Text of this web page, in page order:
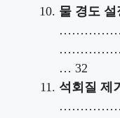
물 경도 설
… 32
석회질 제